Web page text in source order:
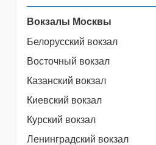
Вокзалы Москвы
Белорусский вокзал
Восточный вокзал
Казанский вокзал
Киевский вокзал
Курский вокзал
Ленинградский вокзал